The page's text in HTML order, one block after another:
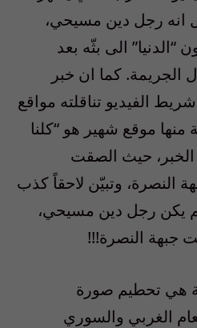
انه رجل دين مسيحي،
“الدنيا” الى بثّه بعد
كما ان خبر
الفيديو تناقلته مواقع
منها موقع شهير هو “كلنا
الخبر، حيث الصقت
النصرة، وتبيّن لاحقاً كذب
يكن رجل دين مسيحي،
جبهة النصرة!!!
هي تحطيم صورة
الغربي والسوري